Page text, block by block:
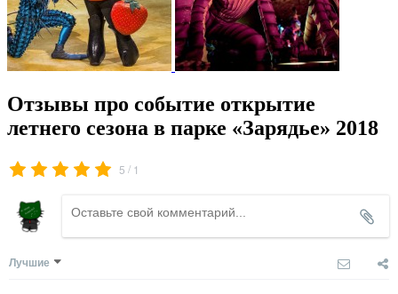
Отзывы про событие открытие
летнего сезона в парке «Зарядье» 2018
5 / 1
Лучшие